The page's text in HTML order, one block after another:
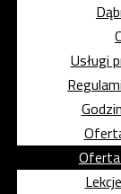
Usługi
Oferta